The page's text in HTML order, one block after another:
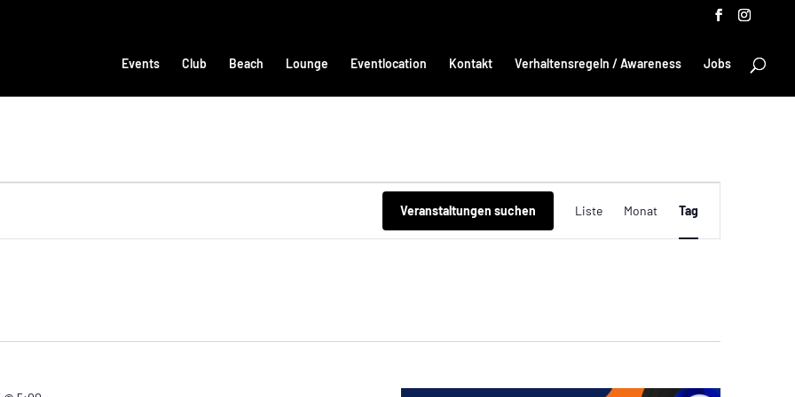
Events Club Beach Lounge Eventlocation Kontakt Verhaltensregeln / Awareness Jobs
Veranstaltungen suchen
Ansichten-
Liste Monat Tag